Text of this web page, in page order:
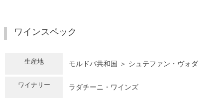
ワインスペック
生産地 モルドバ共和国 ＞ シュテファン・ヴォダ
ワイナリー ラダチーニ・ワインズ